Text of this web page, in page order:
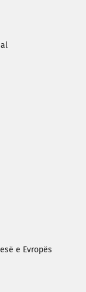
e Evropës